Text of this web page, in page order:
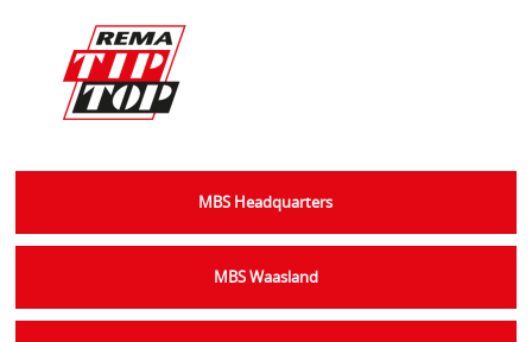
MBS Headquarters
MBS Waasland